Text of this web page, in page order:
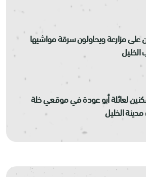
مزارعة ويحاولون سرقة مواشيها
لعائلة أبو عودة في موقعي خلة
الخليل